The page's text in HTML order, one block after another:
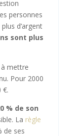
personnes
d’argent
sont plus
mettre
Pour 2000
€.
% de son
La règle
de ses